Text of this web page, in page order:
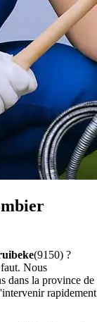
(9150) ?
Nous
dans la province de
rapidement